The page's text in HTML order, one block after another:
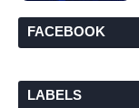
FACEBOOK
LABELS